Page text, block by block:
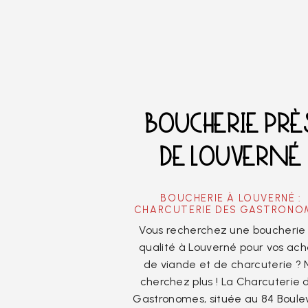
BOUCHERIE
DE LOUVERNÉ
BOUCHERIE À LOUVERNÉ :
CHARCUTERIE DES
Vous recherchez une boucherie
qualité à Louverné pour vos
de viande et de charcuterie ?
cherchez plus ! La Charcuterie
Gastronomes, située au 84